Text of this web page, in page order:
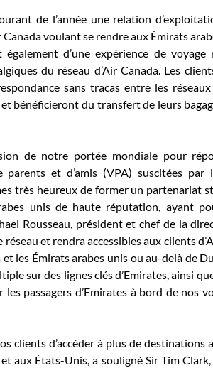
de l’année une relation
voulant se rendre aux Émirats
d’une expérience de voyage
du réseau d’Air Canada. Les
sans tracas entre les
bénéficieront du transfert de leurs
de notre portée mondiale pour
et d’amis (VPA) suscitées par
très heureux de former un partenariat
unis de haute réputation, ayant
Rousseau, président et chef de la
et rendra accessibles aux clients
les Émirats arabes unis ou au-delà de
sur des lignes clés d’Emirates, ainsi
les passagers d’Emirates à bord de nos
clients d’accéder à plus de destinations
aux États-Unis, a souligné Sir Tim